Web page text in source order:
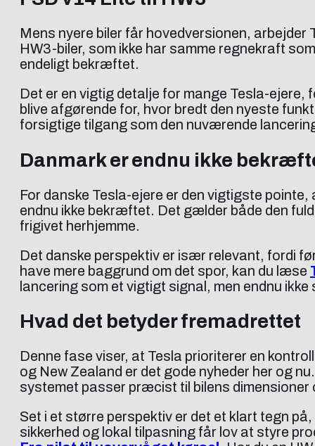
Mens nyere biler får hovedversionen,
HW3-biler, som ikke har samme regnekraft
endeligt bekræftet.
Det er en vigtig detalje for mange Tesla-
blive afgørende for, hvor bredt den nyeste
forsigtige tilgang som den nuværende
Danmark er endnu ikke
For danske Tesla-ejere er den vigtigste
endnu ikke bekræftet. Det gælder både den
frigivet herhjemme.
Det danske perspektiv er især relevant, fordi
have mere baggrund om det spor, kan du læse
lancering som et vigtigt signal, men endnu
Hvad det betyder fremadrettet
Denne fase viser, at Tesla prioriterer en
og New Zealand er det gode nyheder her og
systemet passer præcist til bilens dimensioner
Set i et større perspektiv er det et klart tegn
sikkerhed og lokal tilpasning får lov at styre